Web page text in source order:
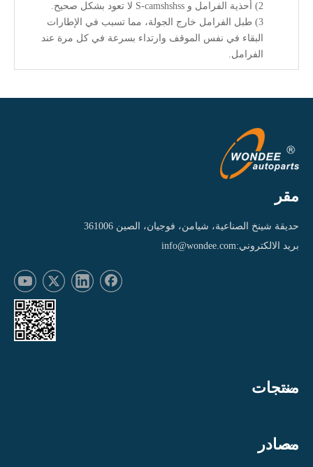
2) أحذية الفرامل و S-camshshss لا تعود بشكل صحيح.
3) طبل الفرامل خارج الجولة، مما تسبب في الإطارات
البقاء في نفس الموقف وارتداء بسرعة في كل مرة عند
الفرامل.
مقر
حديقة شينخ الصناعية، شيامن، فوجيان، الصين 361006
بريد الالكتروني:info@wondee.com
منتجات
مصادر